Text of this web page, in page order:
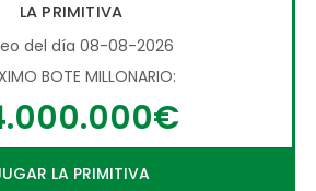
LA PRIMITIVA
del día 08-08-2026
BOTE MILLONARIO:
LA PRIMITIVA